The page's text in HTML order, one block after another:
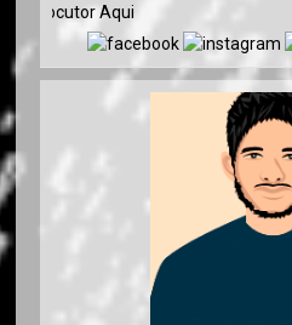
Locutor Aqui